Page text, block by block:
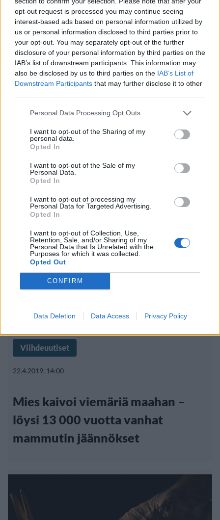
opt-out request is processed you may continue seeing
interest-based ads based on personal information utilized by
us or personal information disclosed to third parties prior to
your opt-out. You may separately opt-out of the further
disclosure of your personal information by third parties on the
IAB’s list of downstream participants. This information may
also be disclosed by us to third parties on the IAB’s List of
Downstream Participants that may further disclose it to other
Personal Data Processing Opt Outs
I want to opt-out of the Sharing of my
personal data.
Opted In
I want to opt-out of the Sale of my
Personal Data.
Opted In
I want to opt-out of processing my
Personal Data for Targeted Advertising.
Opted In
I want to opt-out of Collection, Use,
Retention, Sale, and/or Sharing of my
Personal Data that Is Unrelated with the
Purposes for which it was collected.
Opted Out
CONFIRM
Data Deletion Data Access Privacy Policy
Viihdeuutiset
Sukupuuttoon kuollut mammutti
herätetään henkiin – 15 miljoonan
dollarin rahoitus varmistui
Viihdeuutiset
22.4.2019, 14:00
Mies kaivoi viemäriä maahan –
löysi 13 000 vuotta vanhat
mammutin jäännökset